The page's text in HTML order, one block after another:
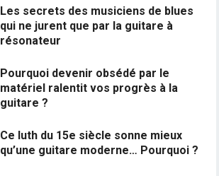
Les secrets des musiciens de blues
qui ne jurent que par la guitare à
résonateur
Pourquoi devenir obsédé par le
matériel ralentit vos progrès à la
guitare ?
Ce luth du 15e siècle sonne mieux
qu’une guitare moderne… Pourquoi ?